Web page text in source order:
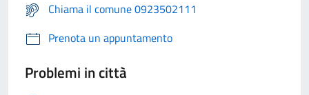
Chiama il comune 0923502111
Prenota un appuntamento
Problemi in città